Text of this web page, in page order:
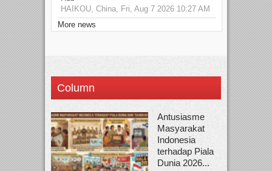
HAIKOU, China, Fri, Aug 7 2026 10:27 AM
More news
Column
Antusiasme
Masyarakat
Indonesia
terhadap Piala
Dunia 2026...